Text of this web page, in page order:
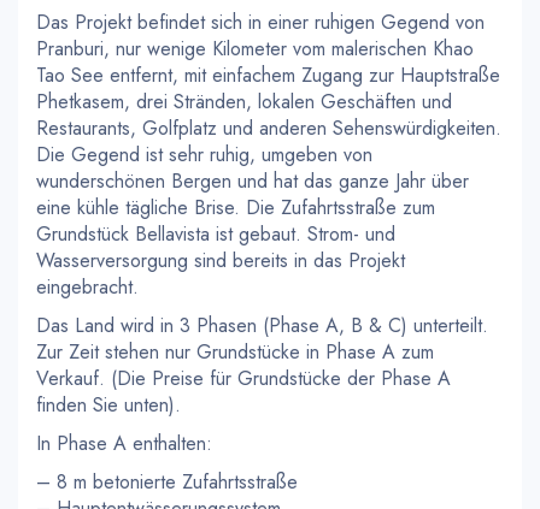
Das Projekt befindet sich in einer ruhigen Gegend von
Pranburi, nur wenige Kilometer vom malerischen Khao
Tao See entfernt, mit einfachem Zugang zur Hauptstraße
Phetkasem, drei Stränden, lokalen Geschäften und
Restaurants, Golfplatz und anderen Sehenswürdigkeiten.
Die Gegend ist sehr ruhig, umgeben von
wunderschönen Bergen und hat das ganze Jahr über
eine kühle tägliche Brise. Die Zufahrtsstraße zum
Grundstück Bellavista ist gebaut. Strom- und
Wasserversorgung sind bereits in das Projekt
eingebracht.
Das Land wird in 3 Phasen (Phase A, B & C) unterteilt.
Zur Zeit stehen nur Grundstücke in Phase A zum
Verkauf. (Die Preise für Grundstücke der Phase A
finden Sie unten).
In Phase A enthalten:
– 8 m betonierte Zufahrtsstraße